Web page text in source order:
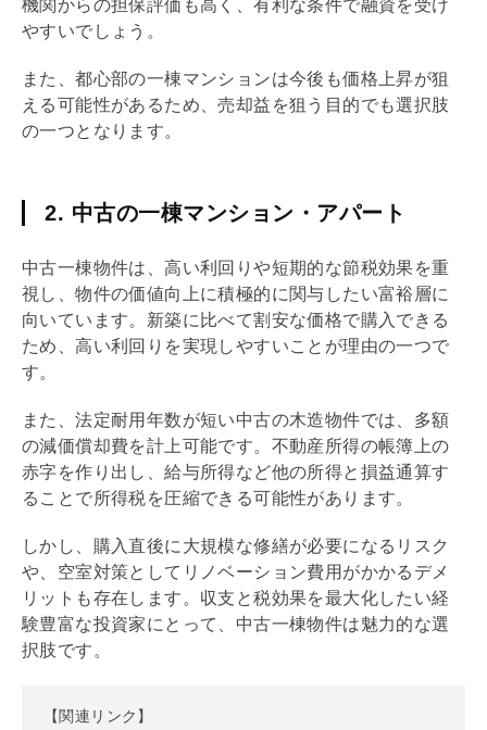
機関からの担保評価も高く、有利な条件で融資を受け
やすいでしょう。
また、都心部の一棟マンションは今後も価格上昇が狙
える可能性があるため、売却益を狙う目的でも選択肢
の一つとなります。
2. 中古の一棟マンション・アパート
中古一棟物件は、高い利回りや短期的な節税効果を重
視し、物件の価値向上に積極的に関与したい富裕層に
向いています。新築に比べて割安な価格で購入できる
ため、高い利回り を実現しやすいことが理由の一つで
す。
また、法定耐用年数が短い中古の木造物件では、多額
の減価償却費を計上可能です。不動産所得の帳簿上の
赤字を作り出し、給与所得など他の所得と損益通算す
ることで所得税を圧縮できる可能性があります。
しかし、購入直後に大規模な修繕が必要になるリスク
や、空室対策として リノベーション費用がかかるデメ
リットも存在します。収支と税効果を最大化したい経
験豊富な投資家にとって、中古一棟物件は魅力的な選
択肢です。
【関連リンク】